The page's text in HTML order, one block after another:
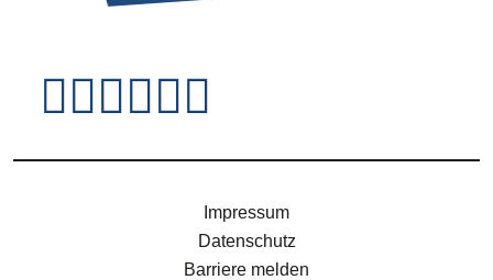
Fußzeile -
Impressum
Datenschutz
Barriere melden